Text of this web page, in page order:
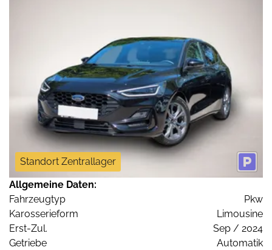
Standort Zentrallager
Allgemeine Daten:
Fahrzeugtyp
Pkw
Karosserieform
Limousine
Erst-Zul.
Sep / 2024
Getriebe
Automatik